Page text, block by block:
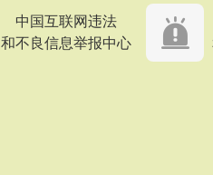
中国互联网违法
和不良信息举报中心